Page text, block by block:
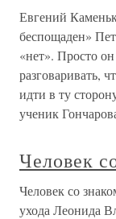
Евгений
беспощаден»
«нет». Просто
разговаривать,
идти в ту
ученик
Человек
Человек со
ухода Леонида